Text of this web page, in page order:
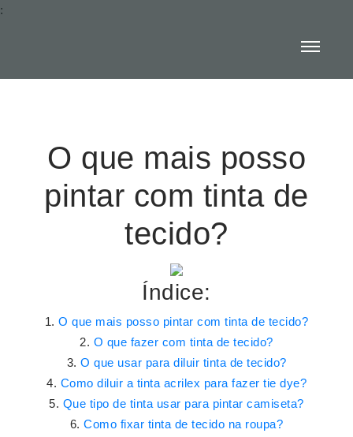
:
O que mais posso
pintar com tinta de
tecido?
Índice:
O que mais posso pintar com tinta de tecido?
O que fazer com tinta de tecido?
O que usar para diluir tinta de tecido?
Como diluir a tinta acrilex para fazer tie dye?
Que tipo de tinta usar para pintar camiseta?
Como fixar tinta de tecido na roupa?